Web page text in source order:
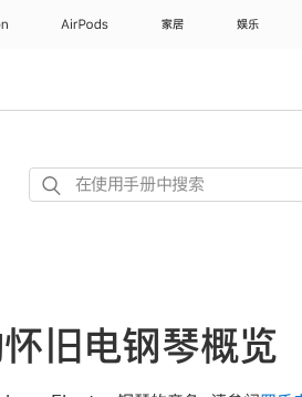
AirPods 家居 娱乐
在
中
搜
旧电钢琴概览